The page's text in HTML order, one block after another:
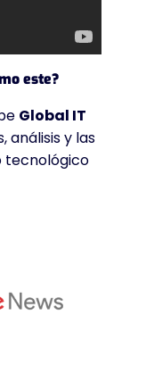
este?
Global IT
análisis y las
tecnológico